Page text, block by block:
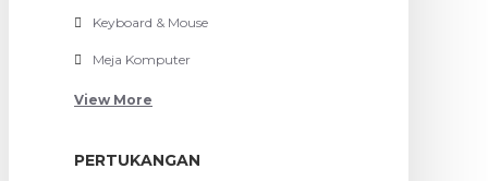
Keyboard & Mouse
Meja Komputer
View More
PERTUKANGAN